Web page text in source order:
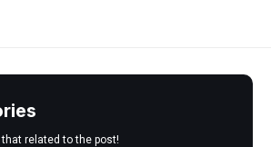
related to the post!